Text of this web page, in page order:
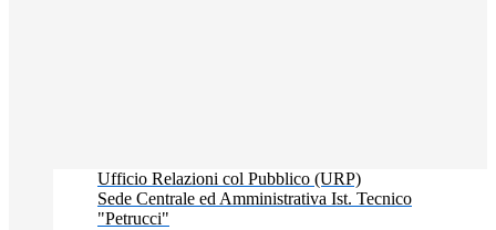
Ufficio Relazioni col Pubblico (URP)
Sede Centrale ed Amministrativa Ist. Tecnico
"Petrucci"